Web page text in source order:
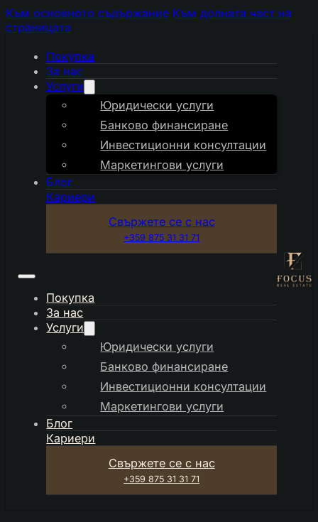
Към основното съдържание Към долната част на
страницата
Покупка
За нас
Услуги
Юридически услуги
Банково финансиране
Инвестиционни консултации
Маркетингови услуги
Блог
Кариери
Свържете се с нас
+359 875 31 31 71
Покупка
За нас
Услуги
Юридически услуги
Банково финансиране
Инвестиционни консултации
Маркетингови услуги
Блог
Кариери
Свържете се с нас
+359 875 31 31 71